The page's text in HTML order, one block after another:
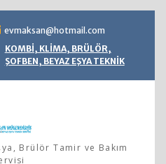
evmaksan@hotmail.com
KOMBİ, KLİMA, BRÜLÖR,
ŞOFBEN, BEYAZ EŞYA TEKNİK
Brülör Tamir ve Bakım